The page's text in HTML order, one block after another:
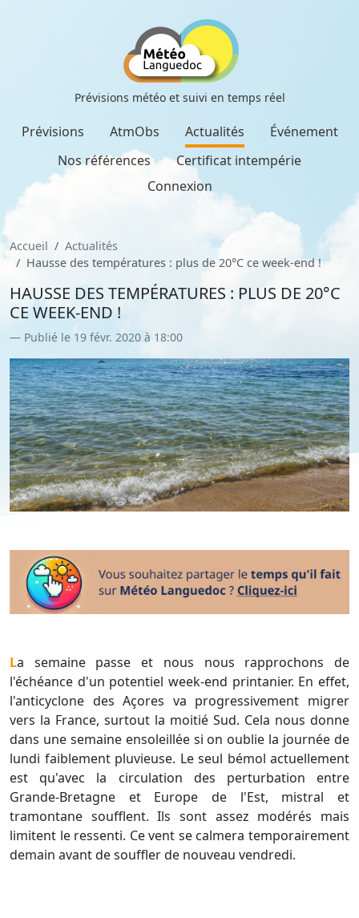
Prévisions météo et suivi en temps réel
Prévisions AtmObs Actualités
Événement
Nos références
Certificat intempérie
Connexion
Accueil
Actualités
Hausse des températures : plus de 20°C ce week-end !
HAUSSE DES TEMPÉRATURES : PLUS DE 20°C
CE WEEK-END !
Publié le 19 févr. 2020 à 18:00
La semaine passe et nous nous rapprochons de
l'échéance d'un potentiel week-end printanier. En effet,
l'anticyclone des Açores va progressivement migrer
vers la France, surtout la moitié Sud. Cela nous donne
dans une semaine ensoleillée si on oublie la journée de
lundi faiblement pluvieuse. Le seul bémol actuellement
est qu'avec la circulation des perturbation entre
Grande-Bretagne et Europe de l'Est, mistral et
tramontane soufflent. Ils sont assez modérés mais
limitent le ressenti. Ce vent se calmera temporairement
demain avant de souffler de nouveau vendredi.